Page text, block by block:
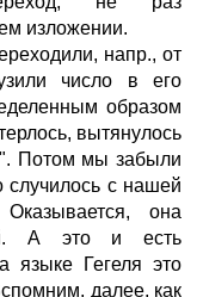
изложении.
напр., от
число в его
образом
вытянулось
Потом мы забыли
случилось с нашей
она
А это и есть
языке Гегеля это
далее, как